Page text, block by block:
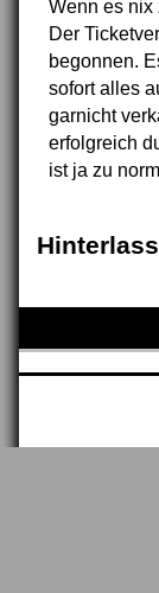
Wenn es nix
Der
begonnen.
sofort alles
garnicht
erfolgreich
ist ja zu